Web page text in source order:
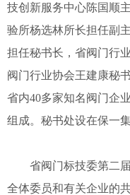
技创新服务中心陈国顺
验所杨选林所长担任副
担任秘书长，省阀门行
阀门行业协会王建康秘
省内40多家知名阀门企
组成。秘书处设在保一
省阀门标技委第二届
全体委员和有关企业的